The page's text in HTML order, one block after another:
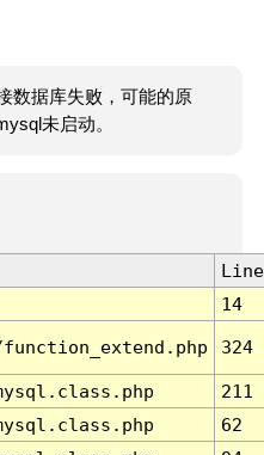
数据库失败，可能的原
未启动。
Line
14
324
211
62